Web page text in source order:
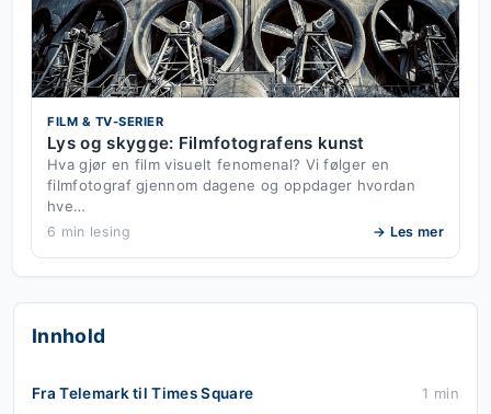
FILM & TV-SERIER
Lys og skygge: Filmfotografens kunst
Hva gjør en film visuelt fenomenal? Vi følger en
filmfotograf gjennom dagene og oppdager hvordan
hve…
6 min lesing → Les mer
Innhold
Fra Telemark til Times Square 1 min